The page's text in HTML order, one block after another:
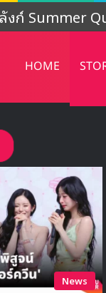
บิวต์ใหม่ เดินห
HOME
News